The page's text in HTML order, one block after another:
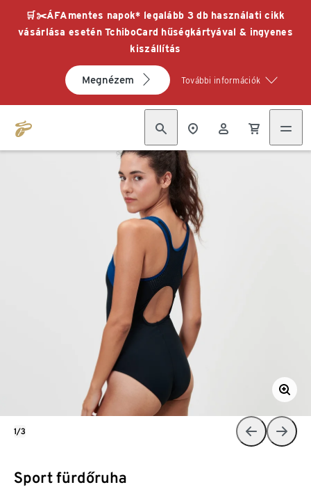
🛒✂️ÁFAmentes napok* legalább 3 db használati cikk
vásárlása esetén TchiboCard hűségkártyával & ingyenes
kiszállítás
Megnézem További információk
Sport fürdőruha
1/3